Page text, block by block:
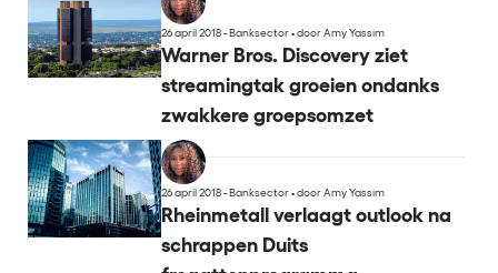
26 april 2018 - Banksector•door Amy Yassim
Warner Bros. Discovery ziet
streamingtak groeien ondanks
zwakkere groepsomzet
26 april 2018 - Banksector•door Amy Yassim
Rheinmetall verlaagt outlook na
schrappen Duits